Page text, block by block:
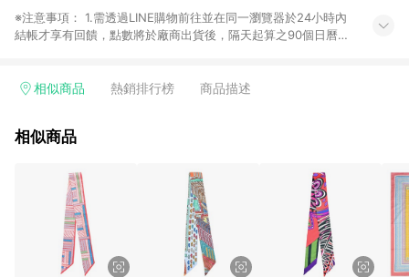
※注意事項： 1.需透過LINE購物前往並在同一瀏覽器於24小時內
結帳才享有回饋，點數將於廠商出貨後，隔天起算之90個日曆天
差異。 4.若於商家App下單，不符合LINE購物導購資格。
相似商品 熱銷排行榜 商品描述
相似商品